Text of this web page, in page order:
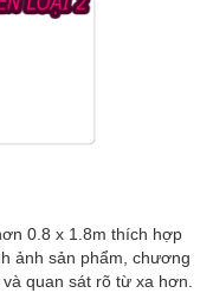
0.8 x 1.8m thích hợp
ảnh sản phẩm, chương
quan sát rõ từ xa hơn.